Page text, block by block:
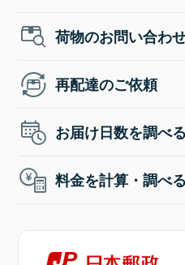
荷物のお問い合わ
再配達のご依頼
お届け日数を調べる
料金を計算・調べる